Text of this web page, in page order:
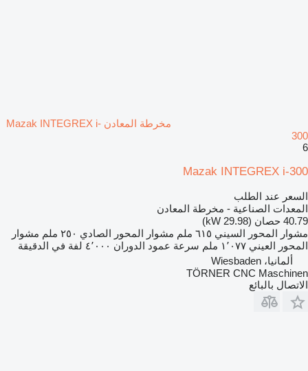
مخرطة المعادن Mazak INTEGREX i-
300
6
Mazak INTEGREX i-300
السعر عند الطلب
المعدات الصناعية - مخرطة المعادن
40.79 حصان (29.98 kW)
مشوار المحور السيني ٦١٥ ملم مشوار المحور الصادي ٢٥٠ ملم
مشوار
المحور العيني ١٬٠٧٧ ملم سرعة عمود الدوران ٤٬٠٠٠ لفة في الدقيقة
ألمانيا، Wiesbaden
TÖRNER CNC Maschinen
الاتصال بالبائع